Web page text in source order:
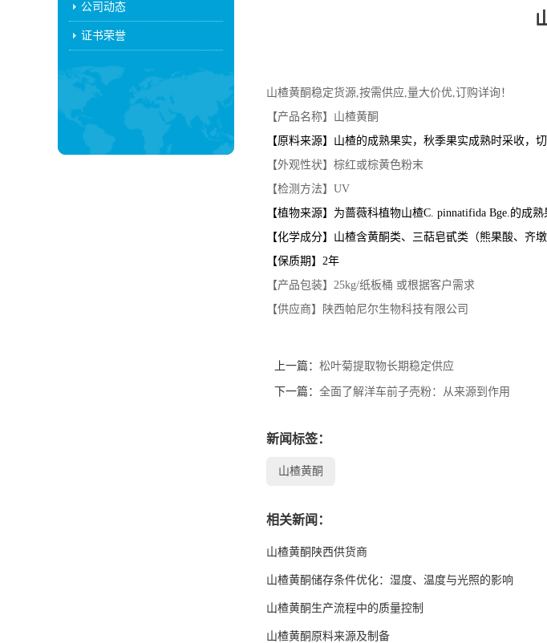
公司动态
证书荣誉
山楂黄酮稳定货源,按需供应,量大价优,订购详询！
【产品名称】山楂黄酮
【原料来源】山楂的成熟果实，秋季果实成熟时采收，切
【外观性状】棕红或棕黄色粉末
【检测方法】UV
【植物来源】为蔷薇科植物山楂C. pinnatifida Bge.的成
【化学成分】山楂含黄酮类、三萜皂甙类（熊果酸、齐
【保质期】2年
【产品包装】25kg/纸板桶 或根据客户需求
【供应商】陕西帕尼尔生物科技有限公司
上一篇： 松叶菊提取物长期稳定供应
下一篇： 全面了解洋车前子壳粉：从来源到作用
新闻标签：
山楂黄酮
相关新闻：
山楂黄酮陕西供货商
山楂黄酮储存条件优化：湿度、温度与光照的影响
山楂黄酮生产流程中的质量控制
山楂黄酮原料来源及制备